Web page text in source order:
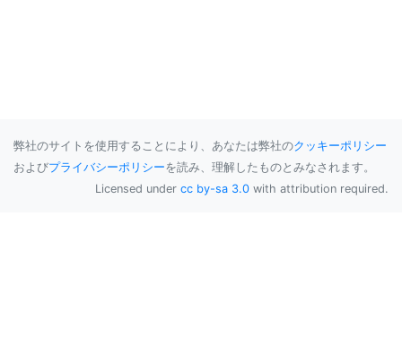
弊社のサイトを使用することにより、あなたは弊社のクッキーポリシー
およびプライバシーポリシーを読み、理解したものとみなされます。
Licensed under cc by-sa 3.0 with attribution required.